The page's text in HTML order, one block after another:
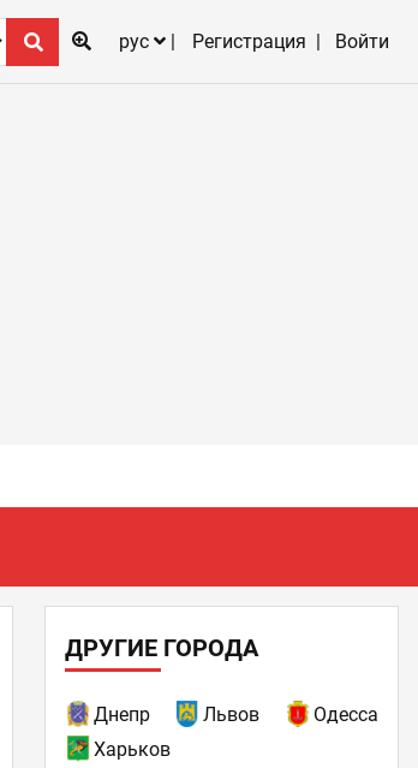
рус
Регистрация Войти
ДРУГИЕ ГОРОДА
Днепр Львов
Одесса
Харьков